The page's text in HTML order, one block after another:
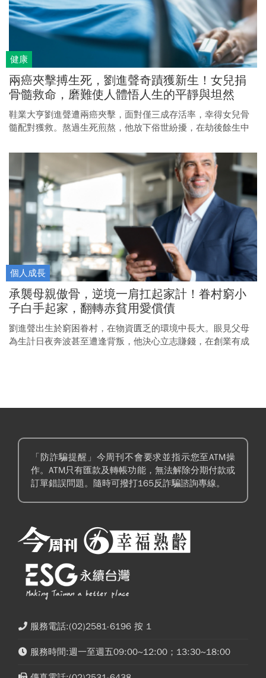
健康
兩癌夾擊搏生死，劉進聲奇蹟獲新生！女兒捐
骨髓救命，磨難使人體悟人生的平靜與坦然
鞋業大亨劉進聲遭兩癌夾擊，面對僅三成存活率，幸得女兒骨
髓配對獲救。熬過生死煎熬，他放下俗世紛擾，在劫後餘生中
個人成長
承襲母親傲骨，逆境一肩扛起家計！眷村窮小
子白手起家，翻轉赤貧用愛償債
劉進聲出生於窮困眷村，在物資匱乏的環境中長大。眼見父母
為生計日夜奔波甚至遭逢背叛，他決心立志賺錢，在創業有成
「防詐騙提醒」今周刊不會要求並指示您至ATM操
作。ATM只有匯款及轉帳功能，無法解除分期付款或
訂單錯誤問題。隨時可撥打165反詐騙諮詢專線。
服務電話:(02)2581-6196 按 1
服務時間:週一至週五09:00~12:00；13:30~18:00